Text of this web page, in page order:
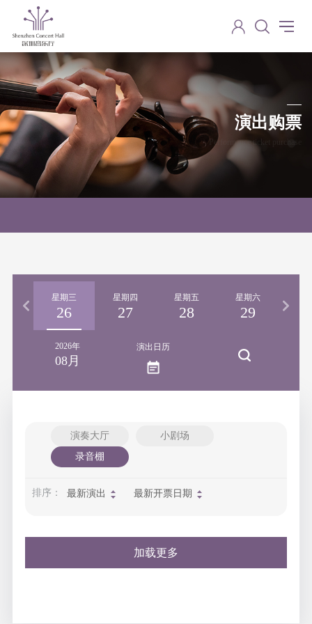
演出购票
Performance ticket purchase
星期三
26
星期四
27
星期五
28
星期六
29
2026年
08月
演出日历
演奏大厅
小剧场
录音棚
排序： 最新演出 最新开票日期
加载更多